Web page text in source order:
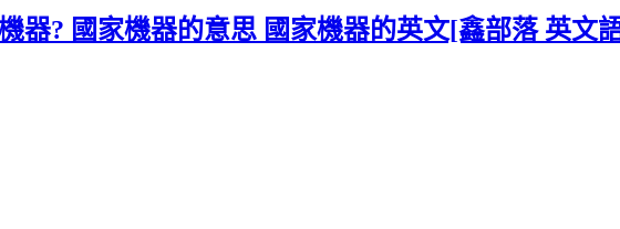
器? 國家機器的意思 國家機器的英文[鑫部落 英文